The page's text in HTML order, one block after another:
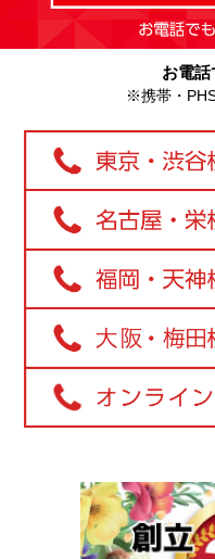
お電
※携帯・